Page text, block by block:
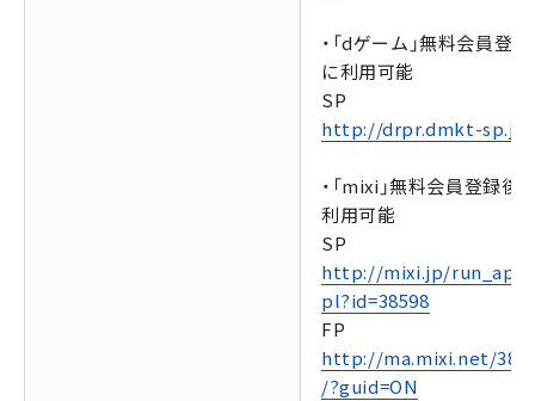
・「dゲーム」無料会員登
に利用可能
SP
http://drpr.dmkt-sp.jp/
・「mixi」無料会員登録後
利用可能
SP
http://mixi.jp/
pl?id=38598
FP
http://ma.mixi.net/
/?guid=ON